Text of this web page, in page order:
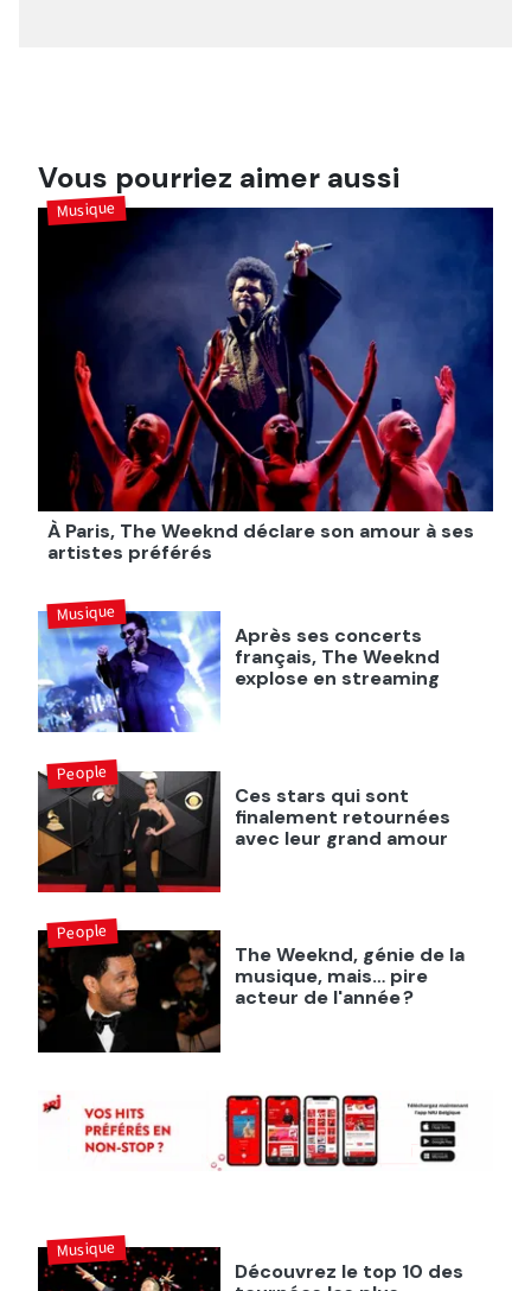
Vous pourriez aimer aussi
À Paris, The Weeknd déclare son amour à ses
artistes préférés
Musique
Après ses concerts
français, The Weeknd
explose en streaming
Musique
Ces stars qui sont
finalement retournées
avec leur grand amour
People
The Weeknd, génie de la
musique, mais… pire
acteur de l'année ?
People
Découvrez le top 10 des
Musique